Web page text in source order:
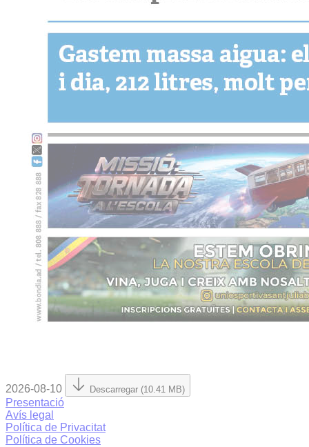
2026-08-10 Descarregar (10.41 MB)
Presentació
Avís legal
Política de Privacitat
Política de Cookies